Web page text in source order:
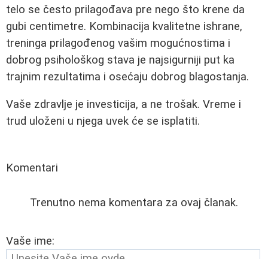
telo se često prilagođava pre nego što krene da
gubi centimetre. Kombinacija kvalitetne ishrane,
treninga prilagođenog vašim mogućnostima i
dobrog psihološkog stava je najsigurniji put ka
trajnim rezultatima i osećaju dobrog blagostanja.
Vaše zdravlje je investicija, a ne trošak. Vreme i
trud uloženi u njega uvek će se isplatiti.
Komentari
Trenutno nema komentara za ovaj članak.
Vaše ime: